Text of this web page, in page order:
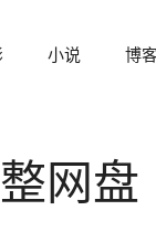
小说 博
网盘